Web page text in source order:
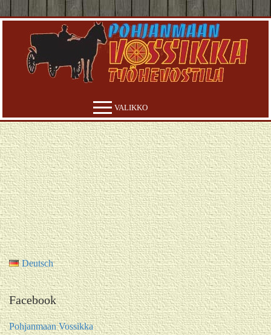
sisältöön
VALIKKO
Deutsch
Facebook
Pohjanmaan Vossikka